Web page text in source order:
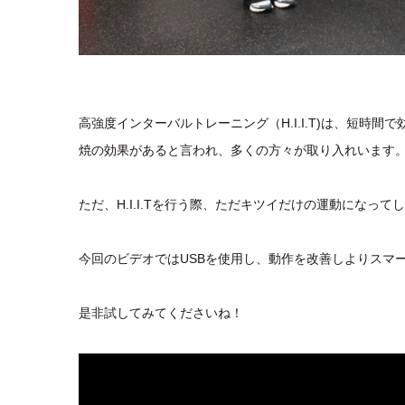
高強度インターバルトレーニング（H.I.I.T)は、短時間
焼の効果があると言われ、多くの方々が取り入れいます
ただ、H.I.I.Tを行う際、ただキツイだけの運動になって
今回のビデオではUSBを使用し、動作を改善しよりス
是非試してみてくださいね！